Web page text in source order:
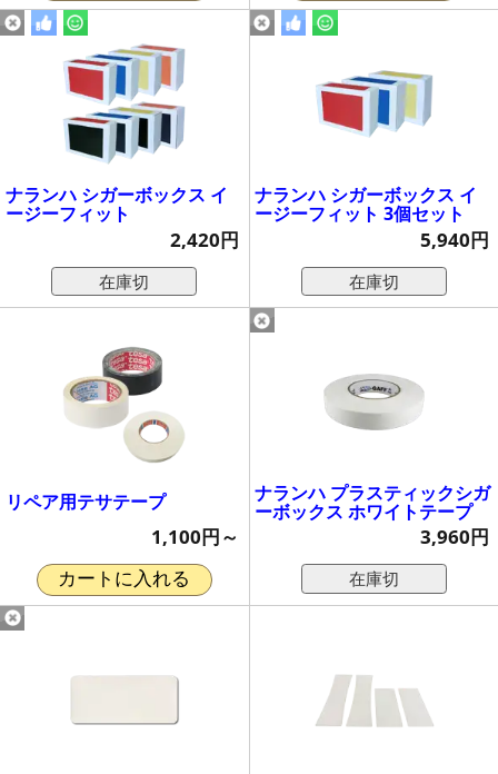
ナランハ シガーボックス イ
ージーフィット
2,420円
在庫切
ナランハ シガーボックス イ
ージーフィット 3個セット
5,940円
在庫切
リペア用テサテープ
1,100円～
カートに入れる
ナランハ プラスティックシガ
ーボックス ホワイトテープ
3,960円
在庫切